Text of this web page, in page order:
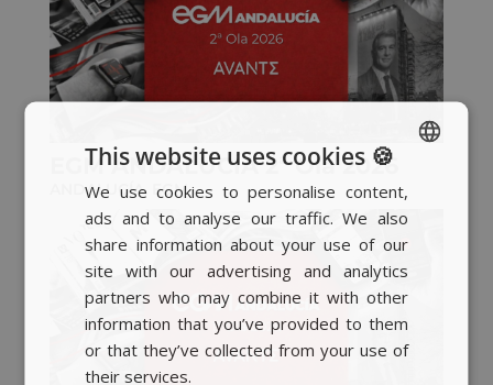
EGM ANDALUCÍA 2ª Ola 2026
ANDALUCÍA, EGM SPANISH
BASQUE
CATALAN
ENGLISH
This website uses cookies 🍪
We use cookies to personalise content,
ads and to analyse our traffic. We also
share information about your use of our
site with our advertising and analytics
partners who may combine it with other
information that you’ve provided to them
or that they’ve collected from your use of
their services.